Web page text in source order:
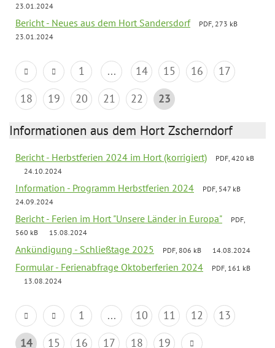
23.01.2024
Bericht - Neues aus dem Hort Sandersdorf
PDF, 273 kB
23.01.2024
1 ... 14 15 16
17
18
19 20 21 22 23
Informationen aus dem Hort Zscherndorf
Bericht - Herbstferien 2024 im Hort (korrigiert)
PDF, 420 kB
24.10.2024
Information - Programm Herbstferien 2024
PDF, 547 kB
24.09.2024
Bericht - Ferien im Hort "Unsere Länder in Europa"
PDF,
560 kB
15.08.2024
Ankündigung - Schließtage 2025 PDF, 806 kB 14.08.2024
Formular - Ferienabfrage Oktoberferien 2024
PDF, 161 kB
13.08.2024
1 ... 10 11 12
13
14
15 16 17 18 19